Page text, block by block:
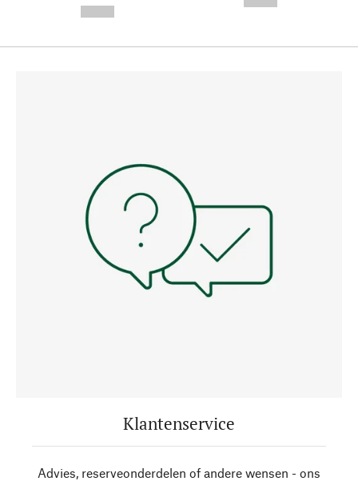
Klantenservice
Advies, reserveonderdelen of andere wensen - ons